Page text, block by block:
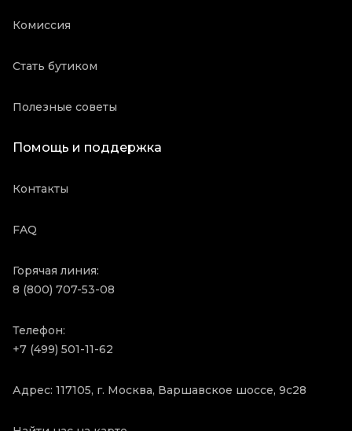
Комиссия
Стать бутиком
Полезные советы
Помощь и поддержка
Контакты
FAQ
Горячая линия:
8 (800) 707-53-08
Телефон:
+7 (499) 501-11-62
Адрес: 117105, г. Москва, Варшавское шоссе, 9с28